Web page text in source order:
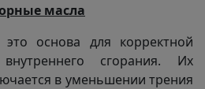
масла
основа для корректной
сгорания. Их
в уменьшении трения